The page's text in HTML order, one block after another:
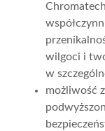
wilgoci i
w
możliwość